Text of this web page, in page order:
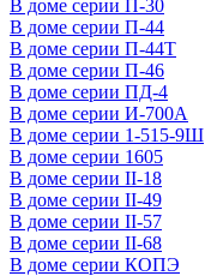
В доме серии П-30
В доме серии П-44
В доме серии П-44Т
В доме серии П-46
В доме серии ПД-4
В доме серии И-700А
В доме серии 1-515-9Ш
В доме серии 1605
В доме серии II-18
В доме серии II-49
В доме серии II-57
В доме серии II-68
В доме серии КОПЭ